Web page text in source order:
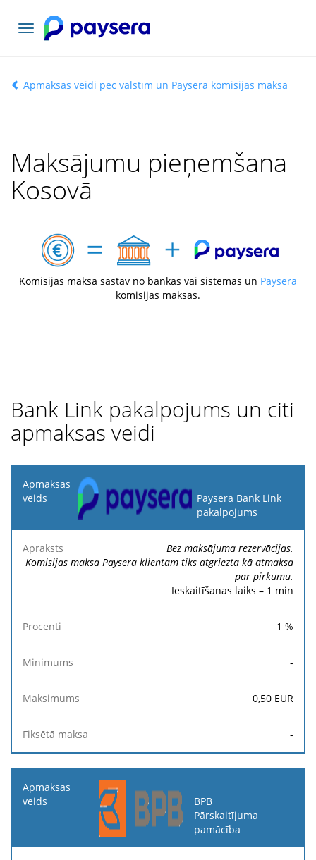
Pārslēgt
navigāciju
Apmaksas veidi pēc valstīm un Paysera komisijas maksa
Maksājumu pieņemšana
Kosovā
Komisijas maksa sastāv no bankas vai sistēmas un Paysera
komisijas maksas.
Bank Link pakalpojums un citi
apmaksas veidi
Apmaksas
veids
Paysera Bank Link
pakalpojums
Bez maksājuma rezervācijas.
Komisijas maksa Paysera klientam tiks atgriezta kā atmaksa
par pirkumu.
Ieskaitīšanas laiks – 1 min
1 %
-
0,50 EUR
-
BPB
Pārskaitījuma
pamācība